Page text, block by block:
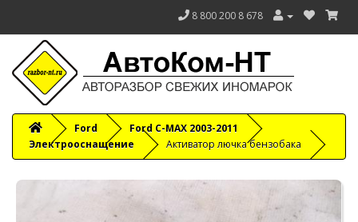
8 800 200 8 678
Ford
Ford C-MAX 2003-2011
Электрооснащение
Активатор лючка бензобака